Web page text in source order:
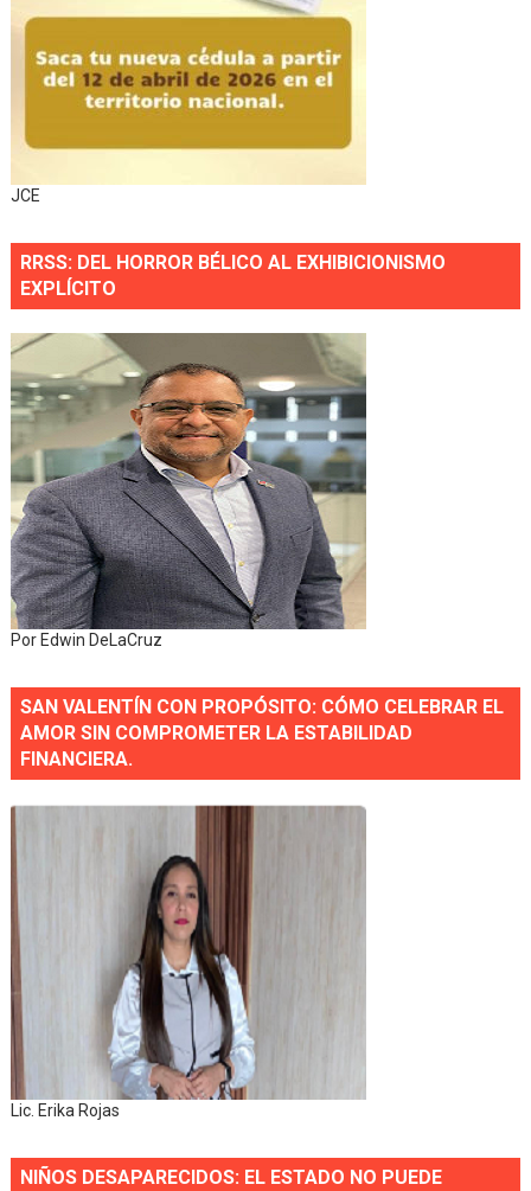
JCE
RRSS: DEL HORROR BÉLICO AL EXHIBICIONISMO
EXPLÍCITO
Por Edwin DeLaCruz
SAN VALENTÍN CON PROPÓSITO: CÓMO CELEBRAR EL
AMOR SIN COMPROMETER LA ESTABILIDAD
FINANCIERA.
Lic. Erika Rojas
NIÑOS DESAPARECIDOS: EL ESTADO NO PUEDE